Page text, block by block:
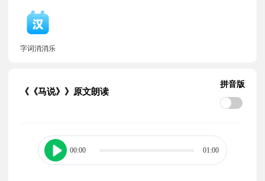
字词消消乐
《《马说》》原文朗读
拼音版
00:00 01:00